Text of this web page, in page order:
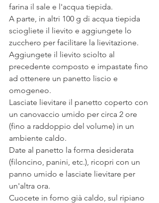
farina il sale e l'acqua tiepida.
A parte, in altri 100 g di acqua tiepida
sciogliete il lievito e aggiungete lo
zucchero per facilitare la lievitazione.
Aggiungete il lievito sciolto al
precedente composto e impastate fino
ad ottenere un panetto liscio e
omogeneo.
Lasciate lievitare il panetto coperto con
un canovaccio umido per circa 2 ore
(fino a raddoppio del volume) in un
ambiente caldo.
Date al panetto la forma desiderata
(filoncino, panini, etc.), ricopri con un
panno umido e lasciate lievitare per
un'altra ora.
Cuocete in forno già caldo, sul ripiano